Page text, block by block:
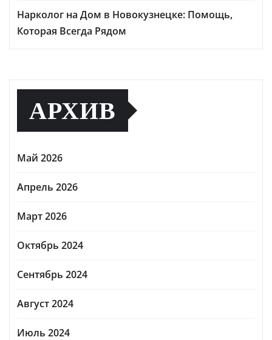
Нарколог на Дом в Новокузнецке: Помощь,
Которая Всегда Рядом
АРХИВ
Май 2026
Апрель 2026
Март 2026
Октябрь 2024
Сентябрь 2024
Август 2024
Июль 2024